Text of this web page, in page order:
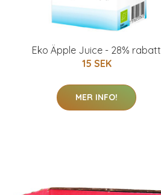
Eko Äpple Juice - 28% rabatt
15 SEK
MER INFO!